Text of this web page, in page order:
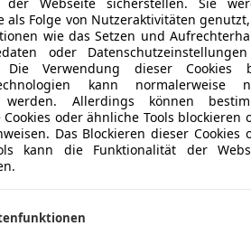
als Folge von Nutzeraktivitäten
wie das Setzen und
oder
Die Verwendung dieser Cookies
kann normalerweise
werden. Allerdings können
Cookies oder ähnliche Tools blockieren
Das Blockieren dieser Cookies
kann die Funktionalität der